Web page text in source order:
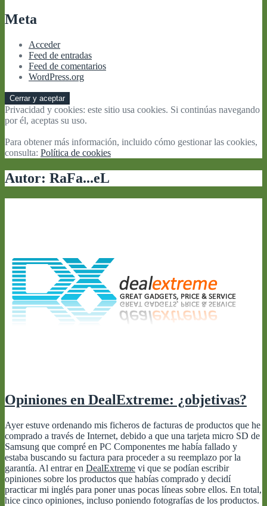
Meta
Acceder
Feed de entradas
Feed de comentarios
WordPress.org
Privacidad y cookies: este sitio usa cookies. Si continúas navegando
por él, aceptas su uso.
Para obtener más información, incluido cómo gestionar las cookies,
consulta: Política de cookies
Autor: RaFa...eL
Opiniones en DealExtreme: ¿objetivas?
Ayer estuve ordenando mis ficheros de facturas de productos que he
comprado a través de Internet, debido a que una tarjeta micro SD de
Samsung que compré en PC Componentes me había fallado y
estaba buscando su factura para proceder a su reemplazo por la
garantía. Al entrar en DealExtreme vi que se podían escribir
opiniones sobre los productos que habías comprado y decidí
practicar mi inglés para poner unas pocas líneas sobre ellos. En total,
hice cinco opiniones, incluso poniendo fotografías de los productos.